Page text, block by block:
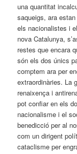
una quantitat
saqueigs, ara
els nacionalistes i
nova Catalunya,
restes que encara
són els dos únics
comptem ara per
extraordinàries. La
renaixença i
pot confiar en els
nacionalisme i el
benedicció per al
com un dirigent
cataclisme per